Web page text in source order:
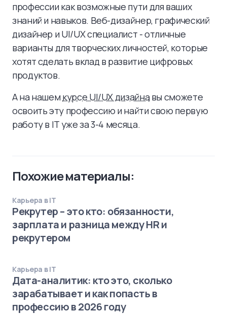
профессии как возможные пути для ваших
знаний и навыков. Веб-дизайнер, графический
дизайнер и UI/UX специалист - отличные
варианты для творческих личностей, которые
хотят сделать вклад в развитие цифровых
продуктов.
А на нашемкурсе UI/UX дизайнавы сможете
освоить эту профессию и найти свою первую
работу в IT уже за 3-4 месяца.
Похожие материалы:
Карьера в IT
Рекрутер – это кто: обязанности,
зарплата и разница между HR и
рекрутером
Карьера в IT
Дата-аналитик: кто это, сколько
зарабатывает и как попасть в
профессию в 2026 году